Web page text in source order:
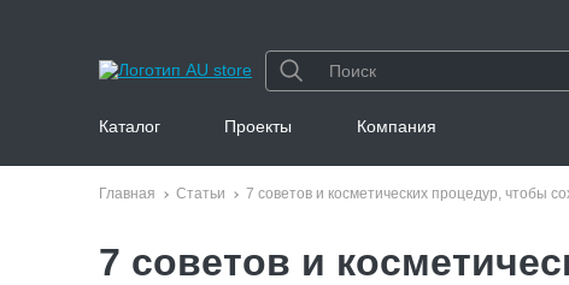
Каталог Проекты Компания
Главная Статьи 7 советов и косметических процедур, чтобы
7 советов и